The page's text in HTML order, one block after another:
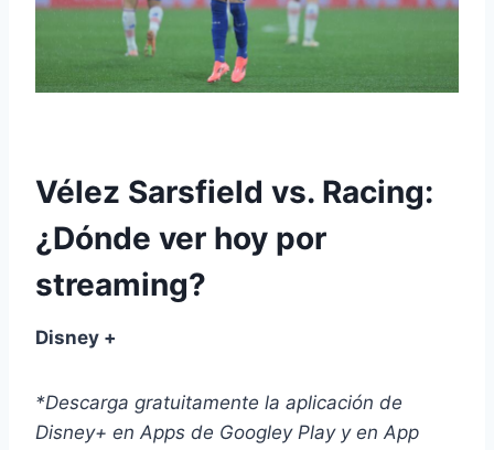
Vélez Sarsfield vs. Racing:
¿Dónde ver hoy por
streaming?
Disney +
*Descarga gratuitamente la aplicación de
Disney+ en Apps de Googley Play y en App